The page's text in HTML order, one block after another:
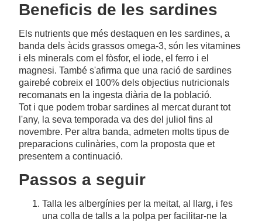
Beneficis de les sardines
Els nutrients que més destaquen en les sardines, a
banda dels àcids grassos omega-3, són les vitamines
i els minerals com el fòsfor, el iode, el ferro i el
magnesi. També s'afirma que una ració de sardines
gairebé cobreix el 100% dels objectius nutricionals
recomanats en la ingesta diària de la població.
Tot i que podem trobar sardines al mercat durant tot
l'any, la seva temporada va des del juliol fins al
novembre. Per altra banda, admeten molts tipus de
preparacions culinàries, com la proposta que et
presentem a continuació.
Passos a seguir
Talla les albergínies per la meitat, al llarg, i fes
una colla de talls a la polpa per facilitar-ne la